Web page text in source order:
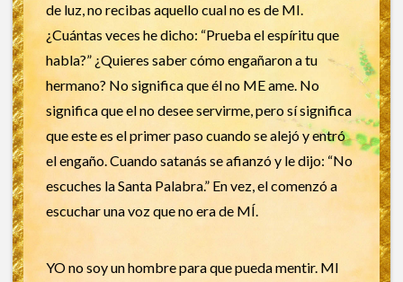
de luz, no recibas aquello cual no es de MI.
¿Cuántas veces he dicho: “Prueba el espíritu que
habla?” ¿Quieres saber cómo engañaron a tu
hermano? No significa que él no ME ame. No
significa que el no desee servirme, pero sí significa
que este es el primer paso cuando se alejó y entró
el engaño. Cuando satanás se afianzó y le dijo: “No
escuches la Santa Palabra.” En vez, el comenzó a
escuchar una voz que no era de MÍ.
YO no soy un hombre para que pueda mentir. MI